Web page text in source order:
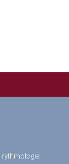
rythmologie